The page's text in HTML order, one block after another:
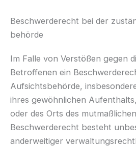
Beschwerde­recht bei der
behörde
Im Falle von Verstößen gegen
Betroffenen ein
Aufsichtsbehörde,
ihres gewöhnlichen
oder des Orts des
Beschwerderecht besteht
anderweitiger